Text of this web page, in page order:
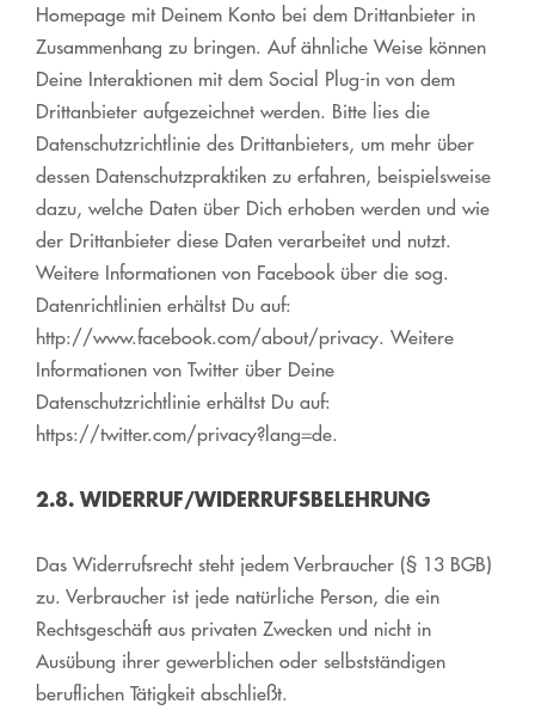
Homepage mit Deinem Konto bei dem Drittanbieter in
Zusammenhang zu bringen. Auf ähnliche Weise können
Deine Interaktionen mit dem Social Plug-in von dem
Drittanbieter aufgezeichnet werden. Bitte lies die
Datenschutzrichtlinie des Drittanbieters, um mehr über
dessen Datenschutzpraktiken zu erfahren, beispielsweise
dazu, welche Daten über Dich erhoben werden und wie
der Drittanbieter diese Daten verarbeitet und nutzt.
Weitere Informationen von Facebook über die sog.
Datenrichtlinien erhältst Du auf:
http://www.facebook.com/about/privacy. Weitere
Informationen von Twitter über Deine
Datenschutzrichtlinie erhältst Du auf:
https://twitter.com/privacy?lang=de.
2.8. WIDERRUF/WIDERRUFSBELEHRUNG
Das Widerrufsrecht steht jedem Verbraucher (§ 13 BGB)
zu. Verbraucher ist jede natürliche Person, die ein
Rechtsgeschäft aus privaten Zwecken und nicht in
Ausübung ihrer gewerblichen oder selbstständigen
beruflichen Tätigkeit abschließt.